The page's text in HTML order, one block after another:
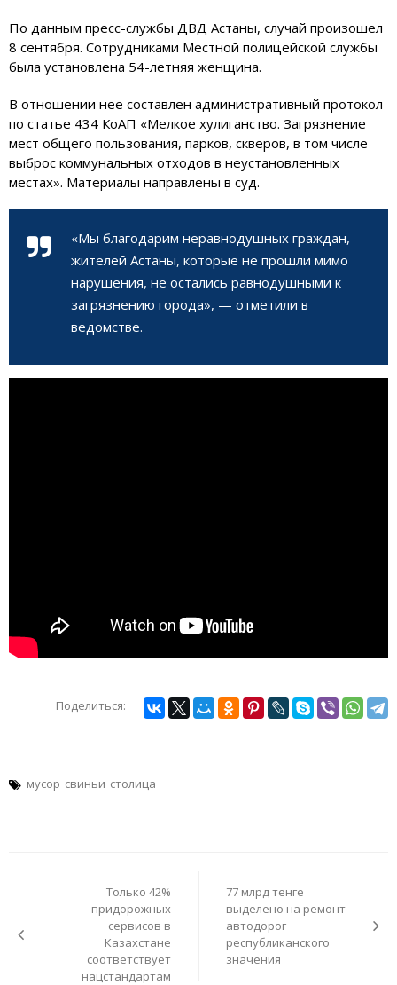
По данным пресс-службы ДВД Астаны, случай произошел
8 сентября. Сотрудниками Местной полицейской службы
была установлена 54-летняя женщина.
В отношении нее составлен административный протокол
по статье 434 КоАП «Мелкое хулиганство. Загрязнение
мест общего пользования, парков, скверов, в том числе
выброс коммунальных отходов в неустановленных
местах». Материалы направлены в суд.
«Мы благодарим неравнодушных граждан,
жителей Астаны, которые не прошли мимо
нарушения, не остались равнодушными к
загрязнению города», — отметили в
ведомстве.
Поделиться:
мусор свиньи столица
Только 42%
придорожных
сервисов в
Казахстане
соответствует
нацстандартам
77 млрд тенге
выделено на ремонт
автодорог
республиканского
значения